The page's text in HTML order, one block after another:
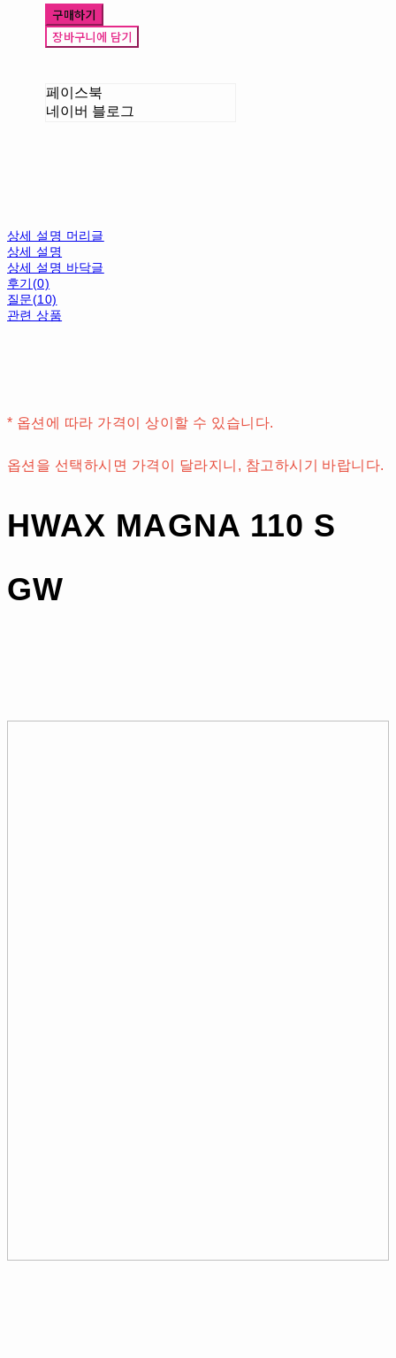
구매하기
장바구니에 담기
페이스북
네이버 블로그
상세 설명 머리글
상세 설명
상세 설명 바닥글
후기(0)
질문(10)
관련 상품
* 옵션에 따라 가격이 상이할 수 있습니다.
옵션을 선택하시면 가격이 달라지니, 참고하시기 바랍니다.
HWAX MAGNA 110 S
GW